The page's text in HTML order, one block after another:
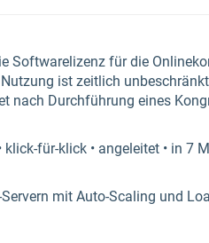
Softwarelizenz für die
ist zeitlich
nach Durchführung eines
für-klick • angeleitet • in 7
mit Auto-Scaling und